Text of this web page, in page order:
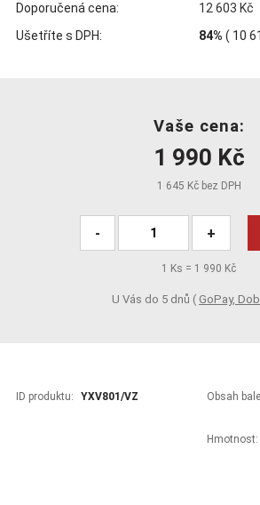
Doporučená cena:
12 603 Kč
Ušetříte s DPH:
84% ( 10
Vaše cena:
1 990 Kč
1 645 Kč bez DPH
- +
1 Ks = 1 990 Kč
U Vás do 5 dnů ( GoPay,
ID produktu: YXV801/VZ Obsah
Hmotnost: